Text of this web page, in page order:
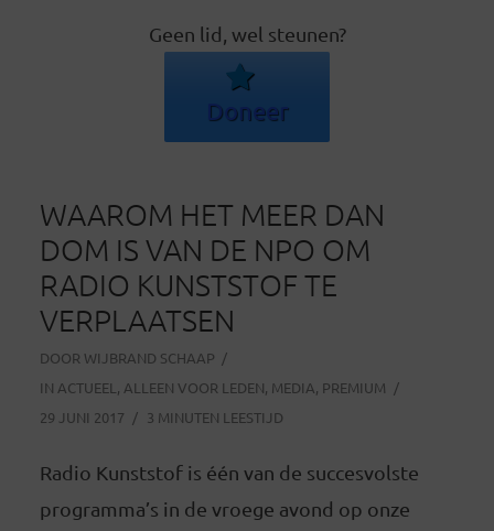
Geen lid, wel steunen?
Doneer
WAAROM HET MEER DAN
DOM IS VAN DE NPO OM
RADIO KUNSTSTOF TE
VERPLAATSEN
DOOR WIJBRAND SCHAAP
IN ACTUEEL , ALLEEN VOOR LEDEN, MEDIA, PREMIUM
29 JUNI 2017
3 MINUTEN LEESTIJD
Radio Kunststof is één van de succesvolste
programma’s in de vroege avond op onze